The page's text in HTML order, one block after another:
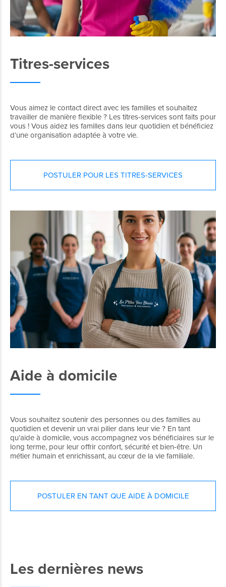
Titres-services
Vous aimez le contact direct avec les familles et souhaitez
travailler de manière flexible ? Les titres-services sont faits pour
vous ! Vous aidez les familles dans leur quotidien et bénéficiez
d’une organisation adaptée à votre vie.
POSTULER POUR LES TITRES-SERVICES
Aide à domicile
Vous souhaitez soutenir des personnes ou des familles au
quotidien et devenir un vrai pilier dans leur vie ? En tant
qu’aide à domicile, vous accompagnez vos bénéficiaires sur le
long terme, pour leur offrir confort, sécurité et bien-être. Un
métier humain et enrichissant, au cœur de la vie familiale.
POSTULER EN TANT QUE AIDE À DOMICILE
Les dernières news